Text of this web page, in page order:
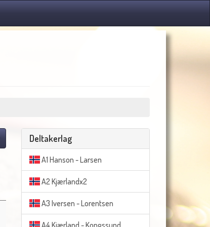
Deltakerlag
A1 Hanson - Larsen
A2 Kjærlandx2
A3 Iversen - Lorentsen
A4 Kjærland - Kongssund